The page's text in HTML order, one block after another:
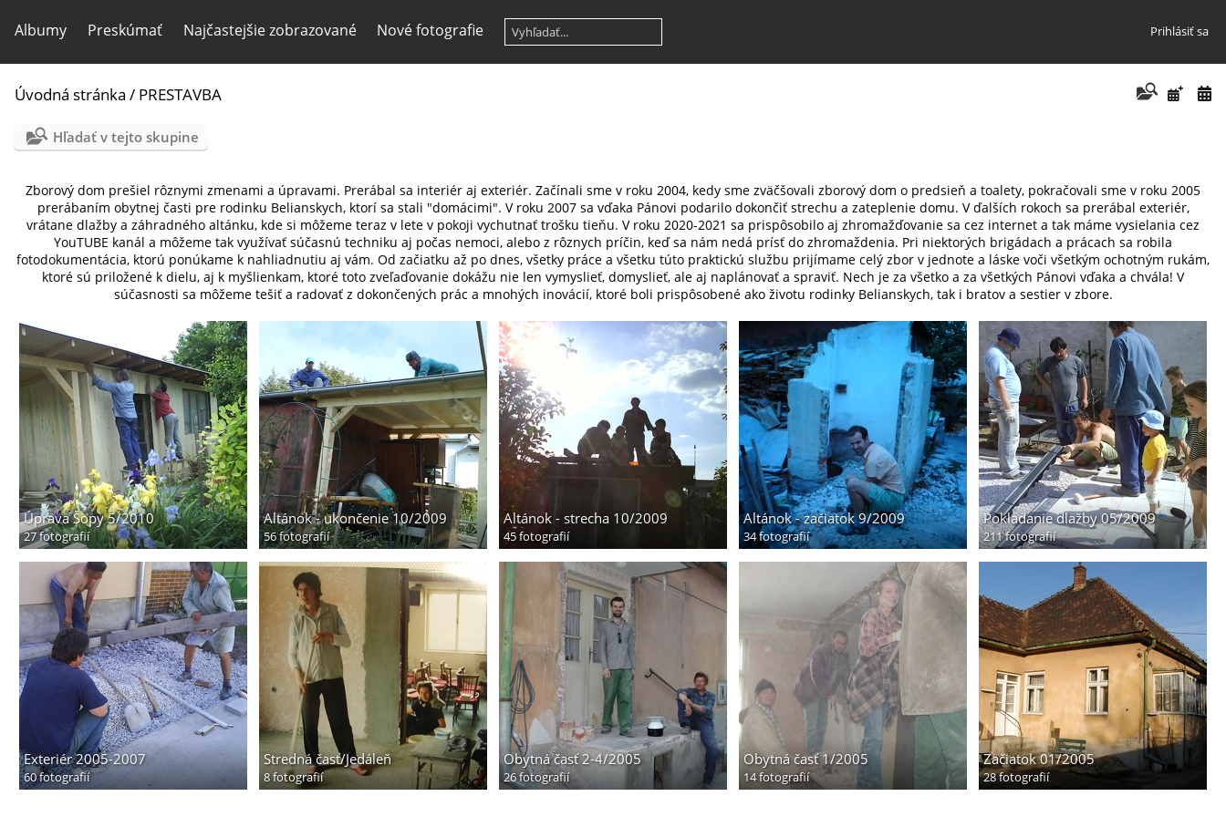
Albumy Preskúmať Najčastejšie zobrazované Nové fotografie Prihlásiť sa
Úvodná stránka / PRESTAVBA
Hľadať v tejto skupine
Zborový dom prešiel rôznymi zmenami a úpravami. Prerábal sa interiér aj exteriér. Začínali sme v roku 2004, kedy sme zväčšovali zborový dom o predsieň a toalety, pokračovali sme v roku 2005
prerábaním obytnej časti pre rodinku Belianskych, ktorí sa stali "domácimi". V roku 2007 sa vďaka Pánovi podarilo dokončiť strechu a zateplenie domu. V ďalších rokoch sa prerábal exteriér,
vrátane dlažby a záhradného altánku, kde si môžeme teraz v lete v pokoji vychutnať trošku tieňu. V roku 2020-2021 sa prispôsobilo aj zhromažďovanie sa cez internet a tak máme vysielania cez
YouTUBE kanál a môžeme tak využívať súčasnú techniku aj počas nemoci, alebo z rôznych príčin, keď sa nám nedá prísť do zhromaždenia. Pri niektorých brigádach a prácach sa robila
fotodokumentácia, ktorú ponúkame k nahliadnutiu aj vám. Od začiatku až po dnes, všetky práce a všetku túto praktickú službu prijímame celý zbor v jednote a láske voči všetkým ochotným rukám,
ktoré sú priložené k dielu, aj k myšlienkam, ktoré toto zveľaďovanie dokážu nie len vymyslieť, domyslieť, ale aj naplánovať a spraviť. Nech je za všetko a za všetkých Pánovi vďaka a chvála! V
súčasnosti sa môžeme tešiť a radovať z dokončených prác a mnohých inovácií, ktoré boli prispôsobené ako životu rodinky Belianskych, tak i bratov a sestier v zbore.
Úprava Šopy 5/2010
27 fotografií
Altánok - ukončenie 10/2009
56 fotografií
Altánok - strecha 10/2009
45 fotografií
Altánok - začiatok 9/2009
34 fotografií
Pokladanie dlažby 05/2009
211 fotografií
Exteriér 2005-2007
60 fotografií
Stredná časť/Jedáleň
8 fotografií
Obytná časť 2-4/2005
26 fotografií
Obytná časť 1/2005
14 fotografií
Začiatok 01/2005
28 fotografií